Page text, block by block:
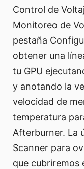
Control de
Monitoreo de
pestaña
obtener una
tu GPU
y anotando la
velocidad de
temperatura
Afterburner. La
Scanner para
que cubriremos